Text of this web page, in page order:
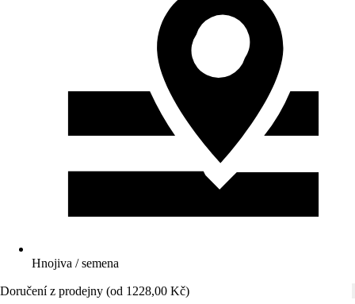
Hnojiva / semena
Doručení z prodejny (od 1228,00 Kč)